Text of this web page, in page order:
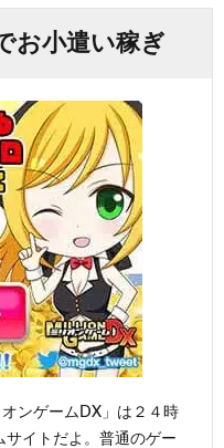
お小遣い稼ぎ
ンゲームDX」は２４時
サイトだよ。普通のゲー